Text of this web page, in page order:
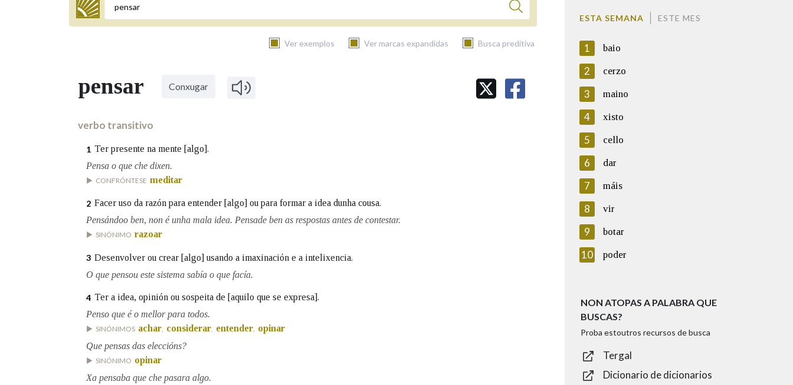
Termo a buscar
Ver exemplos Ver marcas expandidas Busca preditiva
BUSCAR NOS LEMAS
Remata por
OUTRAS OPCIÓNS DE BUSCA
pensar Conxugar
verbo transitivo
1 Ter presente na mente [algo].
Pensa o que che dixen.
CONFRÓNTESE meditar
2 Facer uso da razón para entender [algo] ou para formar a idea dunha cousa.
Pensándoo ben, non é unha mala idea. Pensade ben as respostas antes de contestar.
SINÓNIMO razoar
3 Desenvolver ou crear [algo] usando a imaxinación e a intelixencia.
O que pensou este sistema sabía o que facía.
4 Ter a idea, opinión ou sospeita de [aquilo que se expresa].
Penso que é o mellor para todos.
SINÓNIMOS achar, considerar, entender, opinar
Que pensas das eleccións?
SINÓNIMO opinar
Xa pensaba que che pasara algo.
ESTA SEMANA ESTE MES
1 baio
2 cerzo
3 maino
4 xisto
5 cello
6 dar
7 máis
8 vir
9 botar
10 poder
NON ATOPAS A PALABRA QUE
BUSCAS?
Proba estoutros recursos de busca
Tergal
Dicionario de dicionarios